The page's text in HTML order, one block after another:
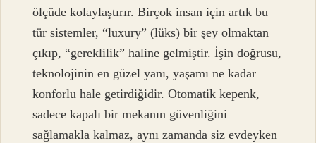
ölçüde kolaylaştırır. Birçok insan için artık bu
tür sistemler, “luxury” (lüks) bir şey olmaktan
çıkıp, “gereklilik” haline gelmiştir. İşin doğrusu,
teknolojinin en güzel yanı, yaşamı ne kadar
konforlu hale getirdiğidir. Otomatik kepenk,
sadece kapalı bir mekanın güvenliğini
sağlamakla kalmaz, aynı zamanda siz evdeyken